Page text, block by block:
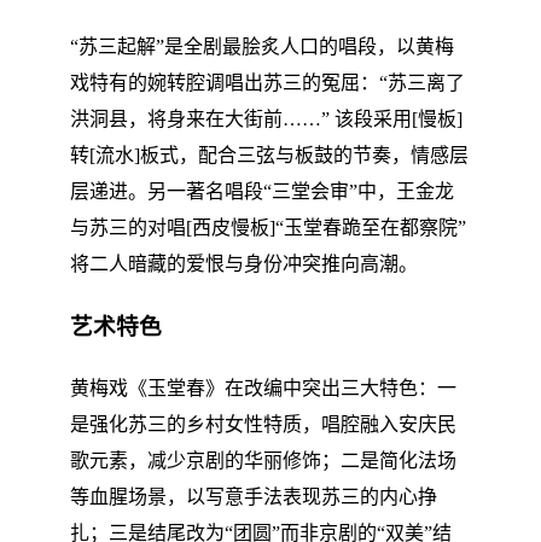
“苏三起解”是全剧最脍炙人口的唱段，以黄梅
戏特有的婉转腔调唱出苏三的冤屈：“苏三离了
洪洞县，将身来在大街前……” 该段采用[慢板]
转[流水]板式，配合三弦与板鼓的节奏，情感层
层递进。另一著名唱段“三堂会审”中，王金龙
与苏三的对唱[西皮慢板]“玉堂春跪至在都察院”
将二人暗藏的爱恨与身份冲突推向高潮。
艺术特色
黄梅戏《玉堂春》在改编中突出三大特色：一
是强化苏三的乡村女性特质，唱腔融入安庆民
歌元素，减少京剧的华丽修饰；二是简化法场
等血腥场景，以写意手法表现苏三的内心挣
扎；三是结尾改为“团圆”而非京剧的“双美”结